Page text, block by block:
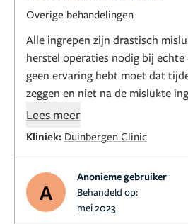
Overige behandelingen
Alle ingrepen zijn drastisch
herstel operaties nodig bij echte
geen ervaring hebt moet dat
zeggen en niet na de mislukte
Als je de realiteit ondier de
te ondertekenen voor de ingreep
ervaring was tot hier toe de
en heeft mij heel veel tijd , pijn ,
gekost !
Lees meer
Kliniek: Duinbergen Clinic
A
Anonieme gebruiker
Behandeld op:
mei 2023